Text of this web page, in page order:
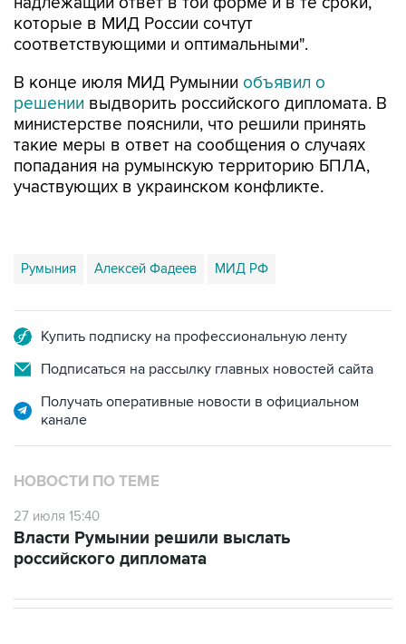
которые в МИД России сочтут
соответствующими и оптимальными".
В конце июля МИД Румынии объявил о
решении выдворить российского дипломата. В
министерстве пояснили, что решили принять
такие меры в ответ на сообщения о случаях
попадания на румынскую территорию БПЛА,
участвующих в украинском конфликте.
Румыния Алексей Фадеев МИД РФ
Купить подписку на профессиональную ленту
Подписаться на рассылку главных новостей сайта
Получать оперативные новости в официальном
канале
НОВОСТИ ПО ТЕМЕ
27 июля 15:40
Власти Румынии решили выслать
российского дипломата